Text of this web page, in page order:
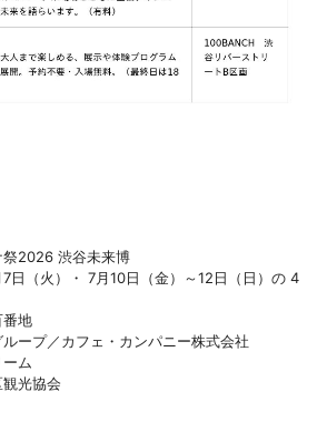
2026 渋谷未来博
日（火）・ 7月10日（金）～12日（日）の 4
地
ープ／カフェ・カンパニー株式会社
ム
光協会